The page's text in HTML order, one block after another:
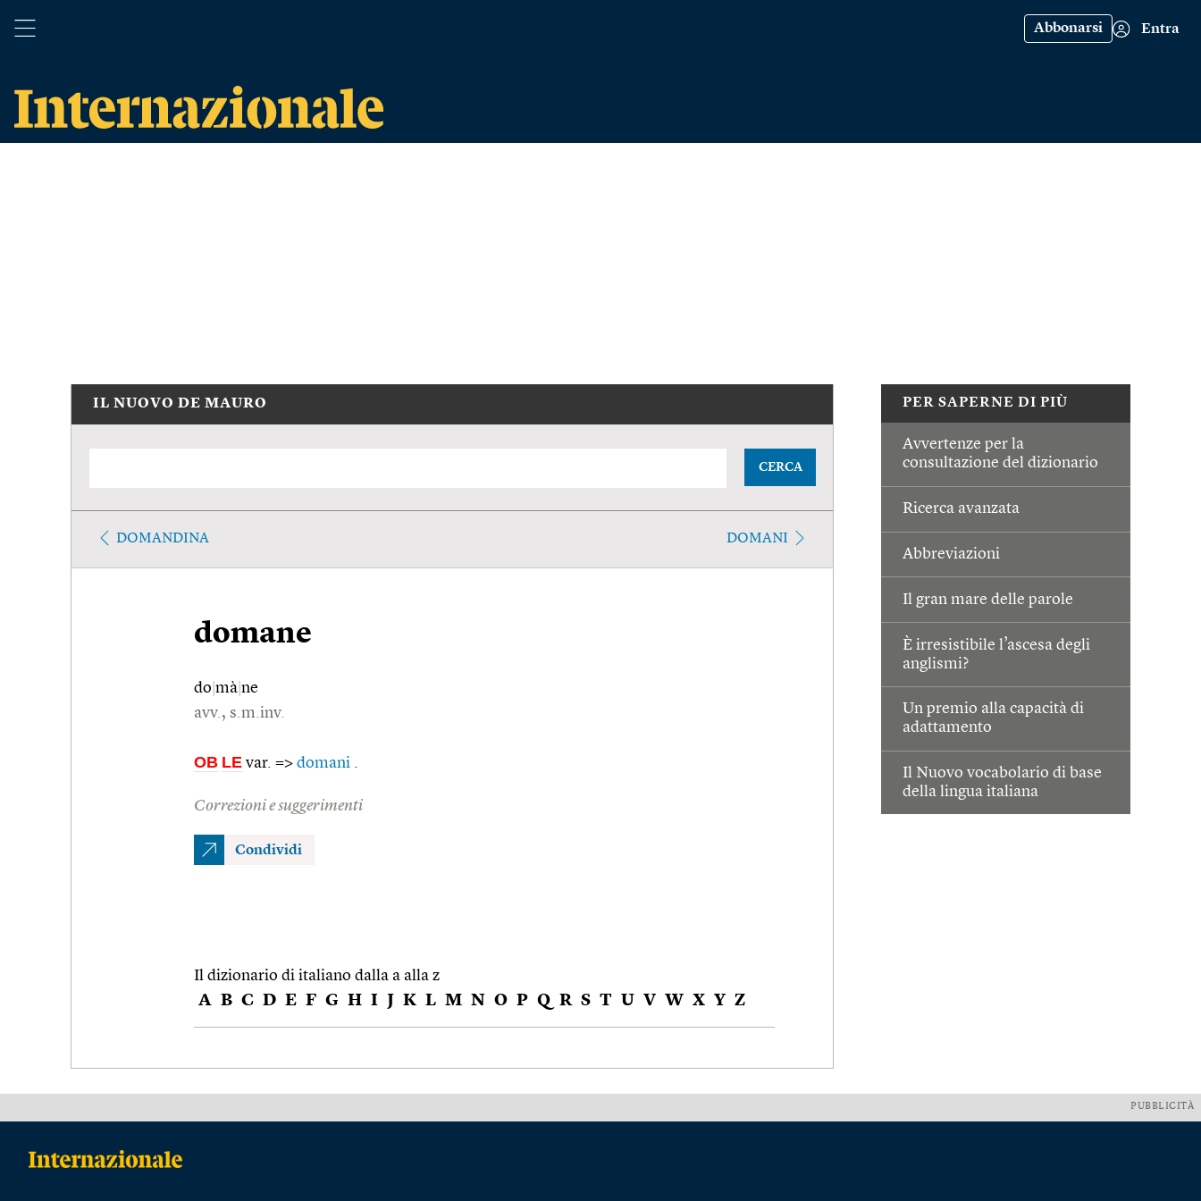
Abbonarsi Entra
PER SAPERNE DI PIÙ
Avvertenze per la
consultazione del dizionario
Ricerca avanzata
Abbreviazioni
Il gran mare delle parole
È irresistibile l’ascesa degli
anglismi?
Un premio alla capacità di
adattamento
Il Nuovo vocabolario di base
della lingua italiana
IL NUOVO DE MAURO
CERCA
DOMANDINA DOMANI
domane
do mà ne
avv., s.m.inv.
OB LE var. => domani .
Correzioni e suggerimenti
Condividi
Il dizionario di italiano dalla a alla z
A B C D E F G H I J K L M N O P Q R S T U V W X Y Z
PUBBLICITÀ